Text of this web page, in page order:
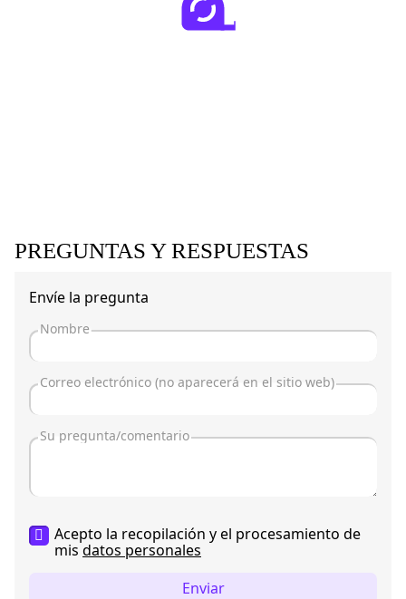
PREGUNTAS Y RESPUESTAS
Envíe la pregunta
Acepto la recopilación y el procesamiento de
mis datos personales
Enviar